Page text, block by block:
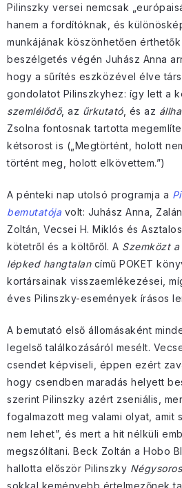
Pilinszky versei nemcsak
hanem a fordítóknak, és
munkájának köszönhetően
beszélgetés végén Juhász Anna
hogy a sűrítés eszközével élve
gondolatot Pilinszkyhez: így lett a
szemlélődő, az űrkutató, és az
Zsolna fontosnak tartotta
kétsorost is („Megtörtént, holott
történt meg, holott elkövettem.”)
A pénteki nap utolsó programja a
bemutatója volt: Juhász Anna,
Zoltán, Vecsei H. Miklós és
kötetről és a költőről. A Szemközt
lépked hangtalancímű POKET
kortársainak visszaemlékezései,
éves Pilinszky-események írásos
A bemutató első állomásaként
legelső találkozásáról mesélt.
csendet képviseli, éppen ezért
hogy csendben maradás helyett
szerint Pilinszky azért zseniális,
fogalmazott meg valami olyat, amit
nem lehet”, és mert a hit nélküli
megszólítani. Beck Zoltán a Hobo
hallotta először Pilinszky Négysoros
sokkal keményebb értelmezőnek